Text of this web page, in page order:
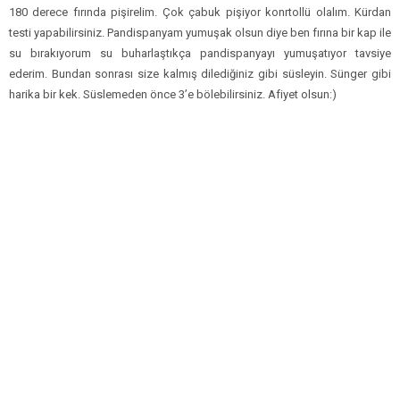
180 derece fırında pişirelim. Çok çabuk pişiyor konrtollü olalım. Kürdan
testi yapabilirsiniz. Pandispanyam yumuşak olsun diye ben fırına bir kap ile
su bırakıyorum su buharlaştıkça pandispanyayı yumuşatıyor tavsiye
ederim. Bundan sonrası size kalmış dilediğiniz gibi süsleyin. Sünger gibi
harika bir kek. Süslemeden önce 3’e bölebilirsiniz. Afiyet olsun:)